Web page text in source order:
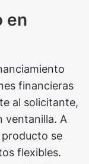
en
financieras
al solicitante,
ventanilla. A
se
flexibles.